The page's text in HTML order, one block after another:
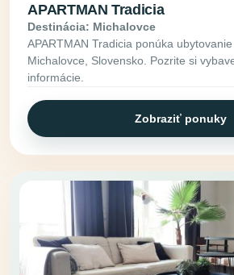
APARTMAN Tradicia
Destinácia: Michalovce
APARTMAN Tradicia ponúka
Michalovce, Slovensko. Pozrite si
informácie.
Zobraziť ponuky